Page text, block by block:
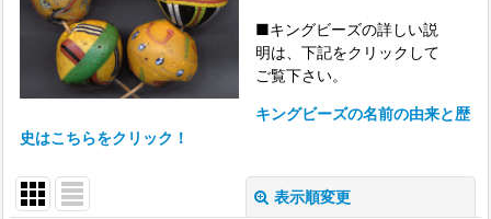
■キングビーズの詳しい説
明は、下記をクリックして
ご覧下さい。
キングビーズの名前の由来と歴
史はこちらをクリック！
表示順変更